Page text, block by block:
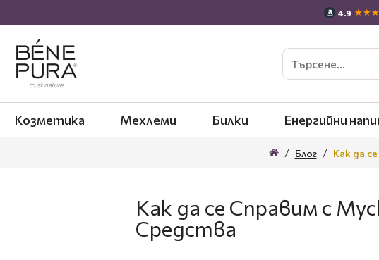
4.9
Козметика Мехлеми Билки Енергийни
Блог Как да
Как да се Справим с
Средства